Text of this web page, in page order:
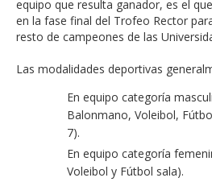
equipo que resulta ganador, es el
en la fase final del Trofeo Rector
resto de campeones de las
Las modalidades deportivas
En equipo categoría
Balonmano, Voleibol,
7).
En equipo categoría
Voleibol y Fútbol sala).